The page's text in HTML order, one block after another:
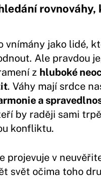
rovnováhy,
vnímány jako lidé,
Ale pravdou
z hluboké
. Váhy mají srdce
a
by raději sami
konfliktu.
projevuje v
svět očima toho